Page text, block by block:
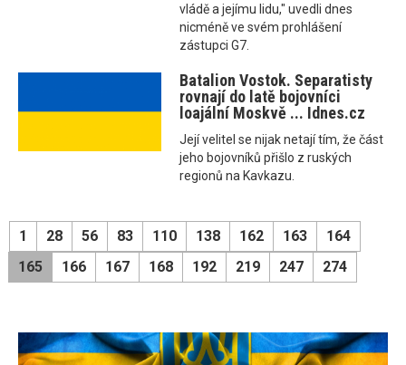
vládě a jejímu lidu," uvedli dnes
nicméně ve svém prohlášení
zástupci G7.
Batalion Vostok. Separatisty
rovnají do latě bojovníci
loajální Moskvě ... Idnes.cz
Její velitel se nijak netají tím, že část
jeho bojovníků přišlo z ruských
regionů na Kavkazu.
1 28 56 83 110 138 162 163
164
165
166 167 168 192 219 247 274